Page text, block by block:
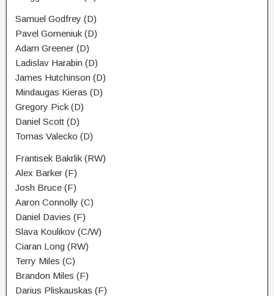
Samuel Godfrey (D)
Pavel Gomeniuk (D)
Adam Greener (D)
Ladislav Harabin (D)
James Hutchinson (D)
Mindaugas Kieras (D)
Gregory Pick (D)
Daniel Scott (D)
Tomas Valecko (D)
Frantisek Bakrlik (RW)
Alex Barker (F)
Josh Bruce (F)
Aaron Connolly (C)
Daniel Davies (F)
Slava Koulikov (C/W)
Ciaran Long (RW)
Terry Miles (C)
Brandon Miles (F)
Darius Pliskauskas (F)